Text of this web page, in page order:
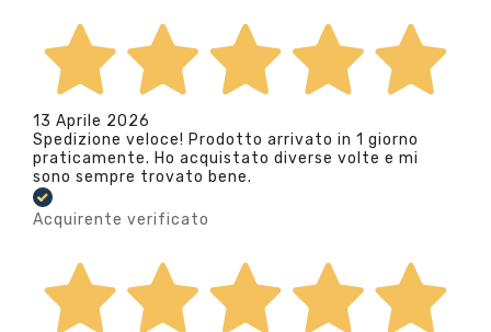
13 Aprile 2026
Spedizione veloce! Prodotto arrivato in 1 giorno
praticamente. Ho acquistato diverse volte e mi
sono sempre trovato bene.
Acquirente verificato